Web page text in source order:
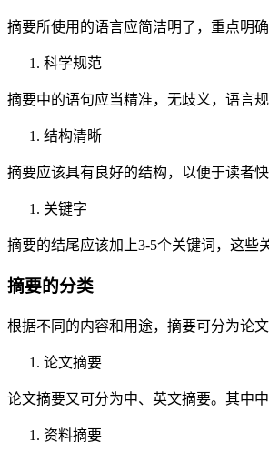
摘要所使用的语言应简洁明了，重点明
科学规范
摘要中的语句应当精准，无歧义，语言
结构清晰
摘要应该具有良好的结构，以便于读者
关键字
摘要的结尾应该加上3-5个关键词，这些
摘要的分类
根据不同的内容和用途，摘要可分为论
论文摘要
论文摘要又可分为中、英文摘要。其中
资料摘要